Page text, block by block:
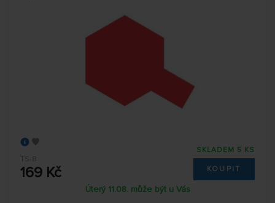
TS-8
169 Kč
SKLADEM 5 KS
KOUPIT
Úterý 11.08. může být u Vás